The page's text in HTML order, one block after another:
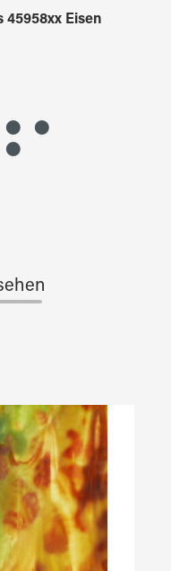
45958xx Eisen